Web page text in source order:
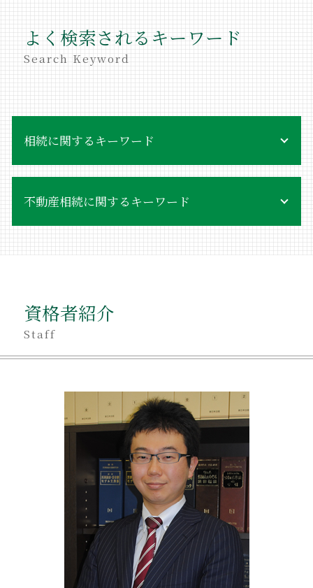
よく検索されるキーワード
Search Keyword
相続に関するキーワード
相続 受け取らない
相続放棄 手続き
不当利得返還請求 差し押さえ
相続 同居
相続放棄手続き 自分で
不当利得返還請求とは
相続 受け取り方
相続 独身
不当利得返還請求 無視
相続登記 義務化 いつから
不当利得返還 遺留分
相続放棄手続き 生前
不当利得返還 意味
世田谷区 相続 相談
不動産相続に関するキーワード
不動産相続登記 登録免許税
遺産 分割 割合
不動産相続 生前贈与
不動産相続 相談 弁護士
不動産相続 兄弟
相続 不動産売却 税金
不動産相続手続き 費用
不動産売却 親名義
不動産相続手続き 期限
不動産相続 弁護士費用
親が亡くなった場合
遺産分割方法 不動産
不動産相続 共有名義
不動産相続 手続き 期限
資格者紹介
Staff